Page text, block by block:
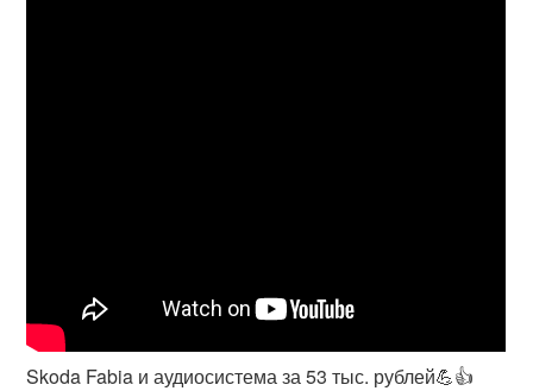
Skoda Fabia и аудиосистема за 53 тыс. рублей💪👍